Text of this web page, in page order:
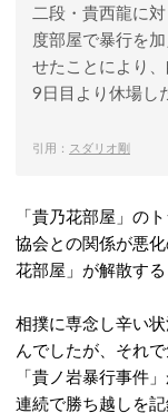
二段・貴西龍に
度部屋で暴行を
せたことにより
9日目より休場し
引用： スダリオ剛
「貴乃花部屋」の
協会との関係が悪
花部屋」が解散す
相撲に専念し辛い
んでしたが、それ
「貴ノ岩暴行事件
連続で勝ち越しを記